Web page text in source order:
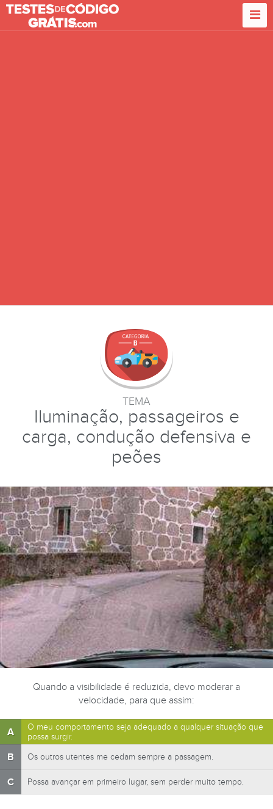
TEMA
Iluminação, passageiros e
carga, condução defensiva e
peões
Quando a visibilidade é reduzida, devo moderar a
velocidade, para que assim:
A
O meu comportamento seja adequado a qualquer situação que
possa surgir.
B Os outros utentes me cedam sempre a passagem.
C Possa avançar em primeiro lugar, sem perder muito tempo.